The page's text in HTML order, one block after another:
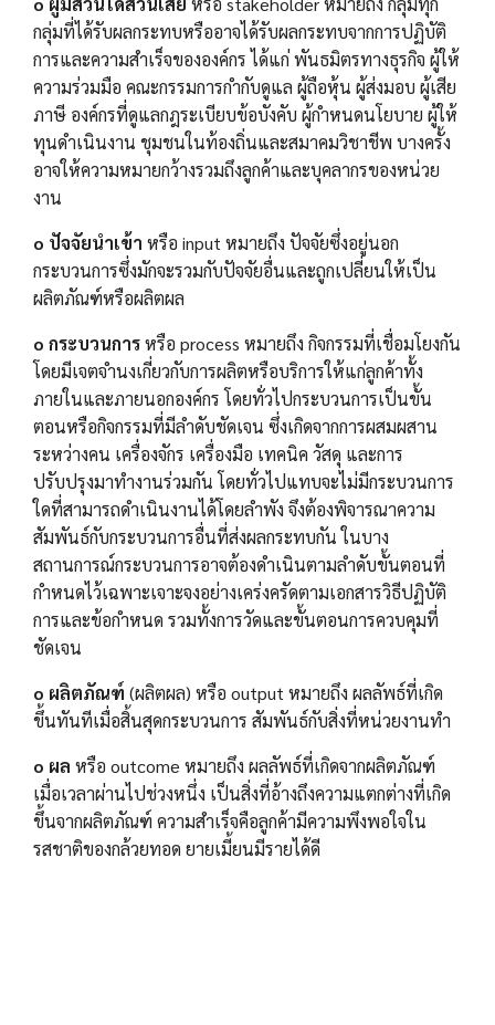
กลุ่มที่ได้รับผลกระทบหรืออาจได้รับผลกระทบจากการปฏิบัติ
การและความสำเร็จขององค์กร ได้แก่ พันธมิตรทางธุรกิจ ผู้ให้
ความร่วมมือ คณะกรรมการกำกับดูแล ผู้ถือหุ้น ผู้ส่งมอบ ผู้เสีย
ภาษี องค์กรที่ดูแลกฎระเบียบข้อบังคับ ผู้กำหนดนโยบาย ผู้ให้
ทุนดำเนินงาน ชุมชนในท้องถิ่นและสมาคมวิชาชีพ บางครั้ง
อาจให้ความหมายกว้างรวมถึงลูกค้าและบุคลากรของหน่วย
งาน
o ปัจจัยนำเข้า หรือ input หมายถึง ปัจจัยซึ่งอยู่นอก
กระบวนการซึ่งมักจะรวมกับปัจจัยอื่นและถูกเปลี่ยนให้เป็น
ผลิตภัณฑ์หรือผลิตผล
o กระบวนการหรือ process หมายถึง กิจกรรมที่เชื่อมโยงกัน
โดยมีเจตจำนงเกี่ยวกับการผลิตหรือบริการให้แก่ลูกค้าทั้ง
ภายในและภายนอกองค์กร โดยทั่วไปกระบวนการเป็นขั้น
ตอนหรือกิจกรรมที่มีลำดับชัดเจน ซึ่งเกิดจากการผสมผสาน
ระหว่างคน เครื่องจักร เครื่องมือ เทคนิค วัสดุ และการ
ปรับปรุงมาทำงานร่วมกัน โดยทั่วไปแทบจะไม่มีกระบวนการ
ใดที่สามารถดำเนินงานได้โดยลำพัง จึงต้องพิจารณาความ
สัมพันธ์กับกระบวนการอื่นที่ส่งผลกระทบกัน ในบาง
สถานการณ์กระบวนการอาจต้องดำเนินตามลำดับขั้นตอนที่
กำหนดไว้เฉพาะเจาะจงอย่างเคร่งครัดตามเอกสารวิธีปฏิบัติ
การและข้อกำหนด รวมทั้งการวัดและขั้นตอนการควบคุมที่
ชัดเจน
o ผลิตภัณฑ์ (ผลิตผล) หรือ output หมายถึง ผลลัพธ์ที่เกิด
ขึ้นทันทีเมื่อสิ้นสุดกระบวนการ สัมพันธ์กับสิ่งที่หน่วยงานทำ
o ผล หรือ outcome หมายถึง ผลลัพธ์ที่เกิดจากผลิตภัณฑ์
เมื่อเวลาผ่านไปช่วงหนึ่ง เป็นสิ่งที่อ้างถึงความแตกต่างที่เกิด
ขึ้นจากผลิตภัณฑ์ ความสำเร็จคือลูกค้ามีความพึงพอใจใน
รสชาติของกล้วยทอด ยายเมี้ยนมีรายได้ดี